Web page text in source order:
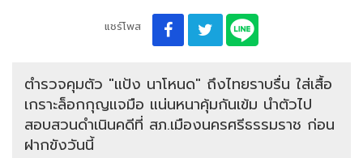
แชร์โพส
ตำรวจคุมตัว "แป้ง นาโหนด" ถึงไทยราบรื่น ใส่เสื้อ
เกราะล็อกกุญแจมือ แน่นหนาคุ้มกันเข้ม นำตัวไป
สอบสวนดำเนินคดีที่ สภ.เมืองนครศรีธรรมราช ก่อน
ฝากขังวันนี้